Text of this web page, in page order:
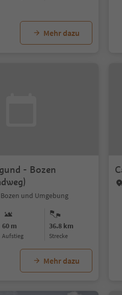
Mehr dazu
- Bozen
und Umgebung
60 m
Aufstieg
36.8 km
Strecke
Mehr dazu